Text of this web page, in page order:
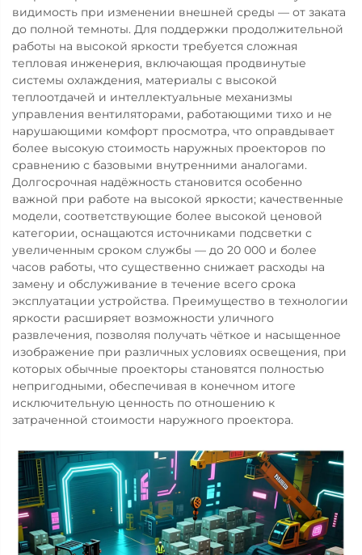
видимость при изменении внешней среды — от заката
до полной темноты. Для поддержки продолжительной
работы на высокой яркости требуется сложная
тепловая инженерия, включающая продвинутые
системы охлаждения, материалы с высокой
теплоотдачей и интеллектуальные механизмы
управления вентиляторами, работающими тихо и не
нарушающими комфорт просмотра, что оправдывает
более высокую стоимость наружных проекторов по
сравнению с базовыми внутренними аналогами.
Долгосрочная надёжность становится особенно
важной при работе на высокой яркости; качественные
модели, соответствующие более высокой ценовой
категории, оснащаются источниками подсветки с
увеличенным сроком службы — до 20 000 и более
часов работы, что существенно снижает расходы на
замену и обслуживание в течение всего срока
эксплуатации устройства. Преимущество в технологии
яркости расширяет возможности уличного
развлечения, позволяя получать чёткое и насыщенное
изображение при различных условиях освещения, при
которых обычные проекторы становятся полностью
непригодными, обеспечивая в конечном итоге
исключительную ценность по отношению к
затраченной стоимости наружного проектора.